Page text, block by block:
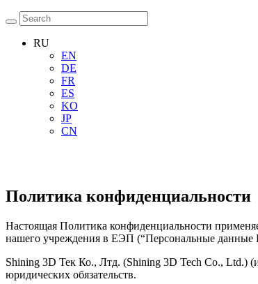
RU
EN
DE
FR
ES
KO
JP
CN
Политика конфиденциальности
Настоящая Политика конфиденциальности
нашего учреждения в ЕЭП (“Персональные данные
Shining 3D Тек Ко., Лтд. (Shining 3D Tech Co., Ltd.)
юридических обязательств.